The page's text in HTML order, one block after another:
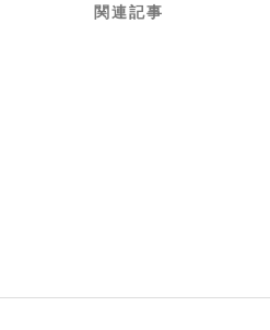
関連記事